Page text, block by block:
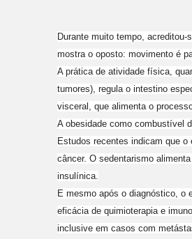
Durante muito tempo,
mostra o oposto: movimento é
A prática de atividade física,
tumores), regula o intestino
visceral, que alimenta o
A obesidade como combustível
Estudos recentes indicam que
câncer. O sedentarismo
insulínica.
E mesmo após o diagnóstico, o
eficácia de quimioterapia e
inclusive em casos com